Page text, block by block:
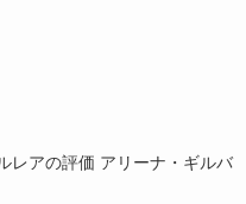
レアの評価 アリーナ・ギルバ